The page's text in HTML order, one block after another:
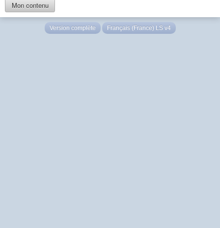
Mon contenu
Version complète Français (France) LS v4